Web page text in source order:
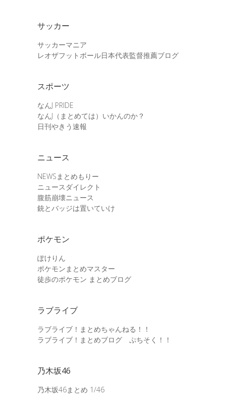
サッカー
サッカーマニア
レオザフットボール日本代表監督推薦ブログ
スポーツ
なんJ PRIDE
なんJ（まとめては）いかんのか？
日刊やきう速報
ニュース
NEWSまとめもりー
ニュースダイレクト
腹筋崩壊ニュース
銃とバッジは置いていけ
ポケモン
ぽけりん
ポケモンまとめマスター
徒歩のポケモン まとめブログ
ラブライブ
ラブライブ！まとめちゃんねる！！
ラブライブ！まとめブログ ぷちそく！！
乃木坂46
乃木坂46まとめ 1/46